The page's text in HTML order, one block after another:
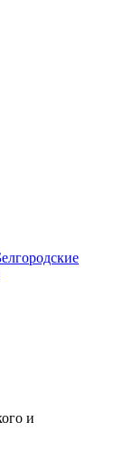
и